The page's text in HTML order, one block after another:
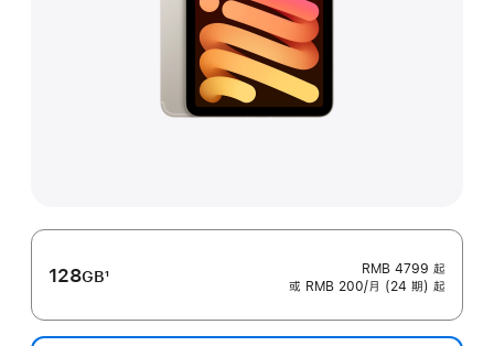
128GB
注
1
RMB 4799 起
或 RMB 200/月 (24 期) 起